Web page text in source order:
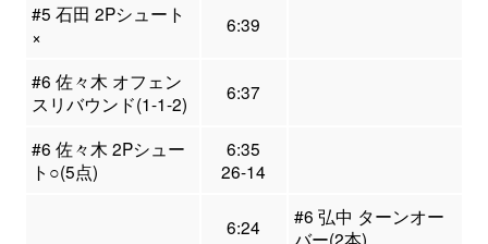
#5 石田 2Pシュート
×
6:39
#6 佐々木 オフェン
スリバウンド(1-1-2)
6:37
#6 佐々木 2Pシュー
ト○(5点)
6:35
26-14
6:24
#6 弘中 ターンオー
バー(2本)